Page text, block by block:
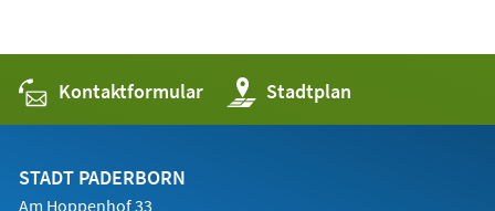
Kontaktformular Stadtplan
(Öffnet
in
einem
STADT PADERBORN
Am Hoppenhof 33